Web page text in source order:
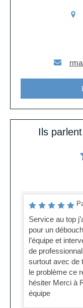
Ils
Service au top
pour un
l’équipe et
de
surtout avec de
le problème ce
hésiter Merci à
équipe